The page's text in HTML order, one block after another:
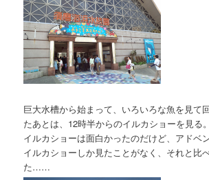
巨大水槽から始まって、いろいろな魚を見
たあとは、12時半からのイルカショーを見る。
イルカショーは面白かったのだけど、アドベ
イルカショーしか見たことがなく、それと比
た……